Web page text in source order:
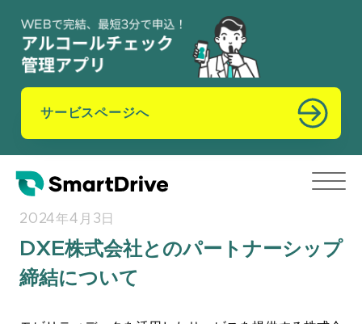
サービスページへ
2024年4月3日
DXE株式会社とのパートナーシップ
締結について